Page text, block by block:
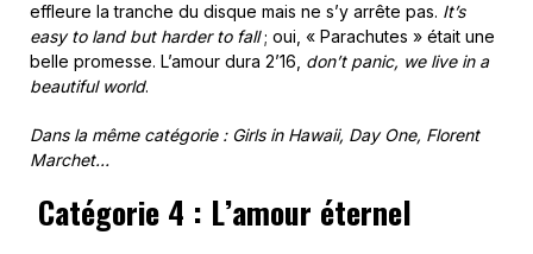
effleure la tranche du disque mais ne s’y arrête pas. It’s
easy to land but harder to fall; oui, « Parachutes » était une
belle promesse. L’amour dura 2’16, don’t panic, we live in a
beautiful world.
Dans la même catégorie : Girls in Hawaii, Day One, Florent
Marchet…
Catégorie 4 : L’amour éternel